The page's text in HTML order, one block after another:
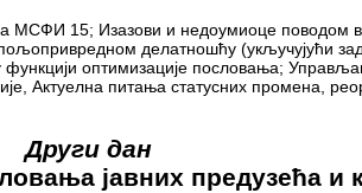
МСФИ 15; Изазови и недоумиоце поводом
делатношћу (укључујући
оптимизације пословања;
питања статусних промена,
Други дан
јавних предузећа и